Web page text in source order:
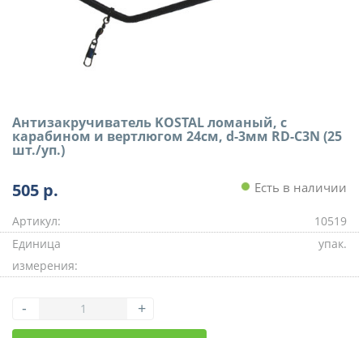
Антизакручиватель KOSTAL ломаный, с
карабином и вертлюгом 24см, d-3мм RD-C3N (25
шт./уп.)
505 р. Есть в наличии
Артикул:
10519
Единица
измерения:
упак.
- +